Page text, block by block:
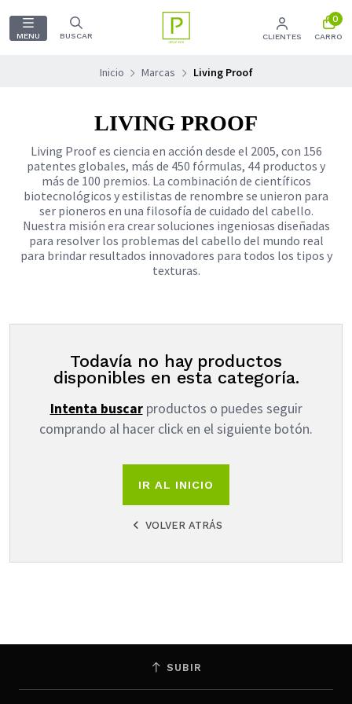
MENU BUSCAR CLIENTES
0
CARRO
Inicio Marcas Living Proof
LIVING PROOF
Living Proof es ciencia en acción desde el 2005, con 156
patentes globales, más de 450 fórmulas, 44 productos y
más de 100 premios. La combinación de científicos
biotecnológicos y estilistas de renombre se unieron para
ser pioneros en una filosofía de cuidado del cabello.
Nuestra misión era crear soluciones ingeniosas diseñadas
para resolver los problemas del cabello del mundo real
para brindar resultados innovadores para todos los tipos y
texturas.
Todavía no hay productos
disponibles en esta categoría.
Intenta buscarproductos o puedes seguir
comprando al hacer click en el siguiente botón.
IR AL INICIO
VOLVER ATRÁS
SUBIR